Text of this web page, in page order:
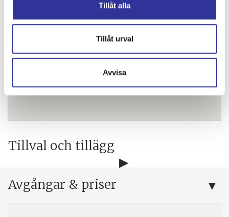
Tillåt alla
Tillåt urval
Avvisa
Tillval och tillägg
Avgångar & priser